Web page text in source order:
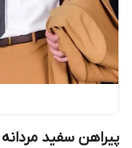
پیراهن سفید